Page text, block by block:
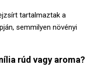
tartalmaztak a
semmilyen növényi
rúd vagy aroma?